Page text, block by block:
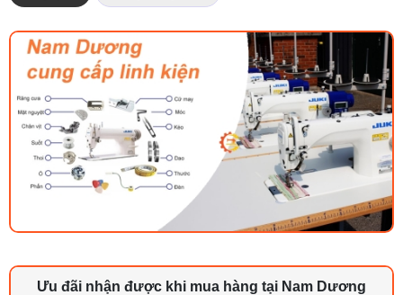
Ưu đãi nhận được khi mua hàng tại Nam Dương